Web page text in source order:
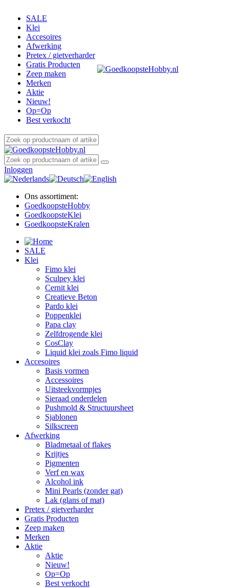
SALE
Klei
Accesoires
Afwerking
Pretex / gietverharder
Gratis Producten
Zeep maken
Merken
Aktie
Nieuw!
Op=Op
Best verkocht
Inloggen
Ons assortiment:
GoedkoopsteHobby
GoedkoopsteKlei
GoedkoopsteKralen
SALE
Klei
Fimo klei
Sculpey klei
Cernit klei
Creatieve Beton
Pardo klei
Poppenklei
Papa clay
Zelfdrogende klei
CosClay
Liquid klei zoals Fimo liquid
Accesoires
Basis vormen
Accessoires
Uitsteekvormpjes
Sieraad onderdelen
Pushmold & Structuursheet
Sjablonen
Silkscreen
Afwerking
Bladmetaal of flakes
Krijtjes
Pigmenten
Verf en wax
Alcohol ink
Mini Pearls (zonder gat)
Lak (glans of mat)
Pretex / gietverharder
Gratis Producten
Zeep maken
Merken
Aktie
Aktie
Nieuw!
Op=Op
Best verkocht